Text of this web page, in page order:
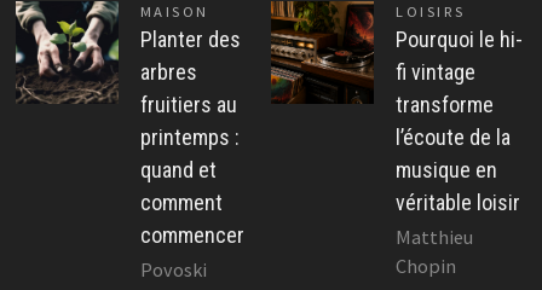
MAISON
Planter des
arbres
fruitiers au
printemps :
quand et
comment
commencer
Povoski
LOISIRS
Pourquoi le hi-
fi vintage
transforme
l’écoute de la
musique en
véritable loisir
Matthieu
Chopin